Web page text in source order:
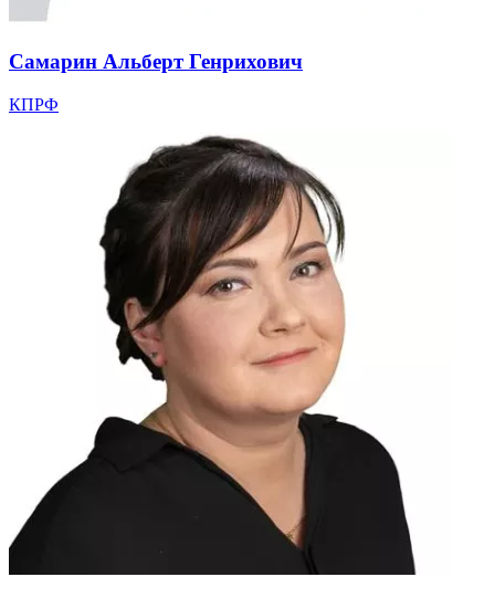
Самарин Альберт Генрихович
КПРФ